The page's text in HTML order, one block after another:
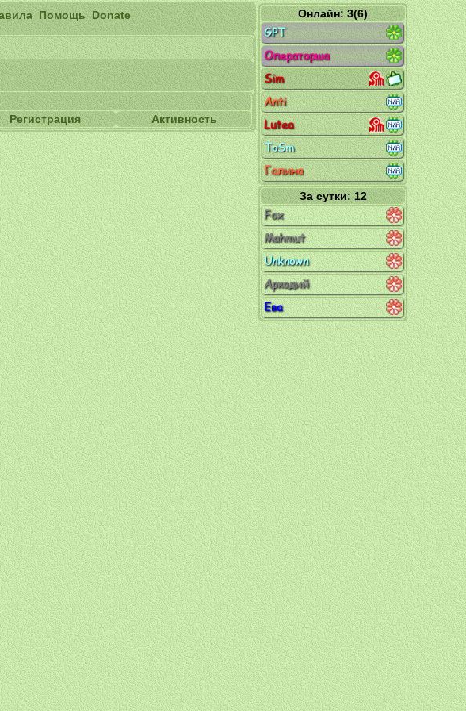
Помощь Donate
Регистрация Активность
Онлайн: 3(6)
GPT
Операторша
Sim
Anti
Lutea
ToSm
Галина
За сутки: 12
Fox
Mahmut
Unknown
Аркадий
Ева